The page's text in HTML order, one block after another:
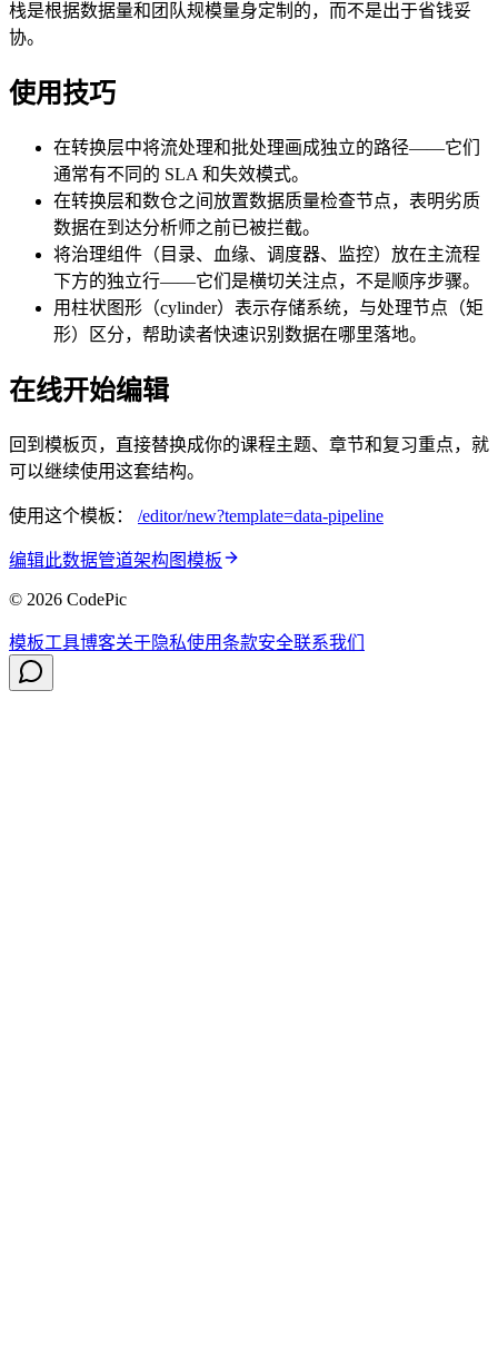
栈是根据数据量和团队规模量身定制的，而不是出于省钱妥
协。
使用技巧
在转换层中将流处理和批处理画成独立的路径——它们
通常有不同的 SLA 和失效模式。
在转换层和数仓之间放置数据质量检查节点，表明劣质
数据在到达分析师之前已被拦截。
将治理组件（目录、血缘、调度器、监控）放在主流程
下方的独立行——它们是横切关注点，不是顺序步骤。
用柱状图形（cylinder）表示存储系统，与处理节点（矩
形）区分，帮助读者快速识别数据在哪里落地。
在线开始编辑
回到模板页，直接替换成你的课程主题、章节和复习重点，就
可以继续使用这套结构。
使用这个模板： /editor/new?template=data-pipeline
编辑此数据管道架构图模板
© 2026 CodePic
模板工具博客关于隐私使用条款安全联系我们